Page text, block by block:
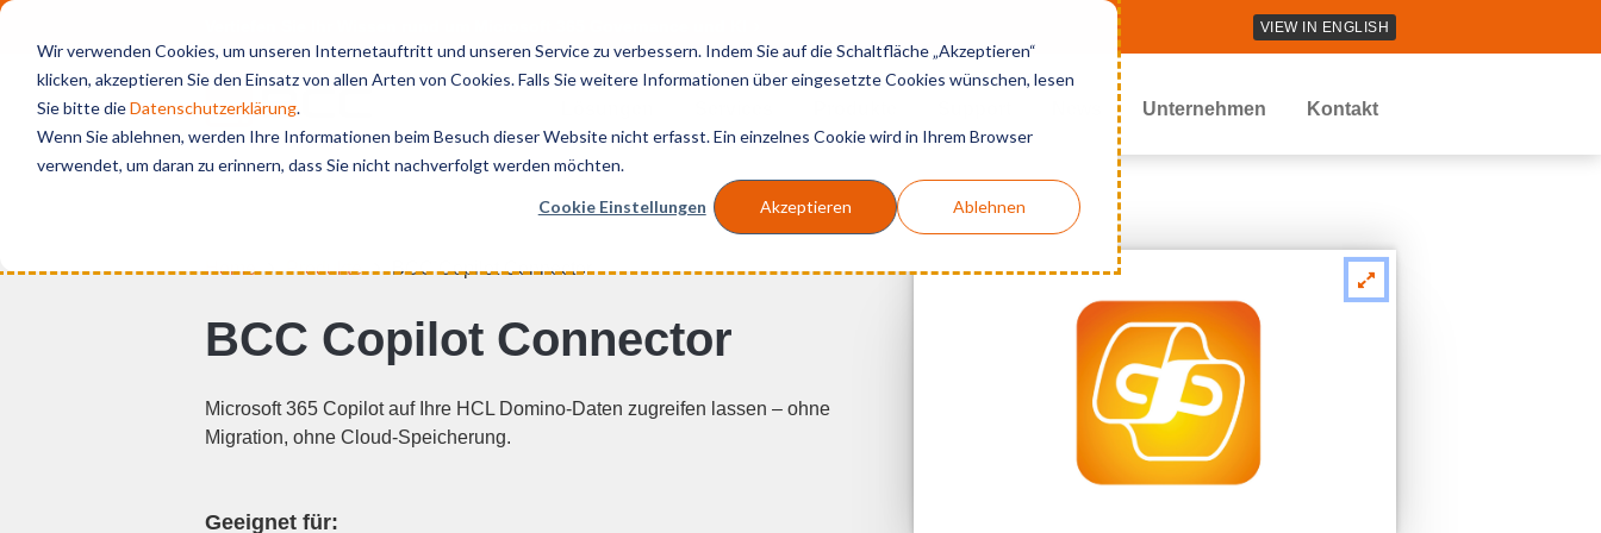
Wir verwenden Cookies, um unseren Internetauftritt und unseren Service zu verbessern. Indem Sie auf die Schaltfläche „Akzeptieren“
klicken, akzeptieren Sie den Einsatz von allen Arten von Cookies. Falls Sie weitere Informationen über eingesetzte Cookies wünschen, lesen
Sie bitte dieDatenschutzerklärung.
Wenn Sie ablehnen, werden Ihre Informationen beim Besuch dieser Website nicht erfasst. Ein einzelnes Cookie wird in Ihrem Browser
verwendet, um daran zu erinnern, dass Sie nicht nachverfolgt werden möchten.
Cookie Einstellungen Akzeptieren Ablehnen
VIEW IN ENGLISH
Unternehmen Kontakt
Home Produkte BCC Copilot Connector
BCC Copilot Connector
Microsoft 365 Copilot auf Ihre HCL Domino-Daten zugreifen lassen – ohne
Migration, ohne Cloud-Speicherung.
Geeignet für: